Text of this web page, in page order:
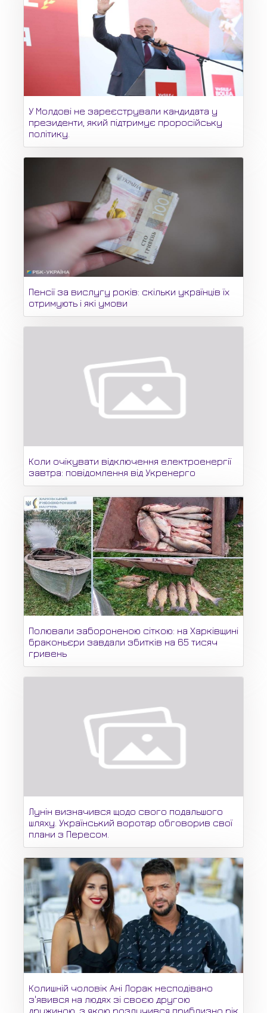
У Молдові не зареєстрували кандидата у
президенти, який підтримує проросійську
політику.
Пенсії за вислугу років: скільки українців їх
отримують і які умови
Коли очікувати відключення електроенергії
завтра: повідомлення від Укренерго
Полювали забороненою сіткою: на Харківщині
браконьєри завдали збитків на 65 тисяч
гривень
Лунін визначився щодо свого подальшого
шляху. Український воротар обговорив свої
плани з Пересом.
Колишній чоловік Ані Лорак несподівано
з'явився на людях зі своєю другою
дружиною, з якою розлучився приблизно рік